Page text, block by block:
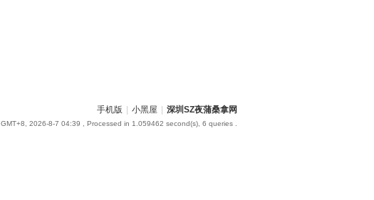
手机版 小黑屋 深圳SZ夜蒲桑拿网
GMT+8, 2026-8-7 04:39 , Processed in 1.059462 second(s), 6 queries .